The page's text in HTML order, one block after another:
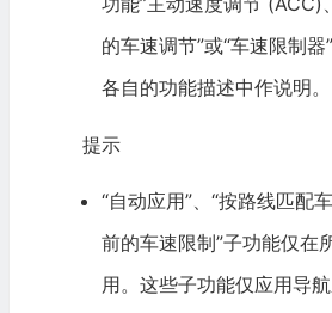
的车速调节”或“车速限制
各自的功能描述中作说明。
提示
“自动应用”、“按路线匹配
前的车速限制”子功能仅在
用。这些子功能仅应用导航